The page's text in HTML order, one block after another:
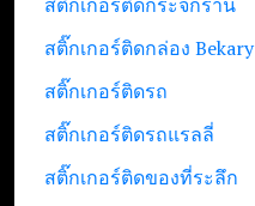
สติ๊กเกอร์ติดกระจกร้าน
สติ๊กเกอร์ติดกล่อง Bekary
สติ๊กเกอร์ติดรถ
สติ๊กเกอร์ติดรถแรลลี่
สติ๊กเกอร์ติดของที่ระลึก